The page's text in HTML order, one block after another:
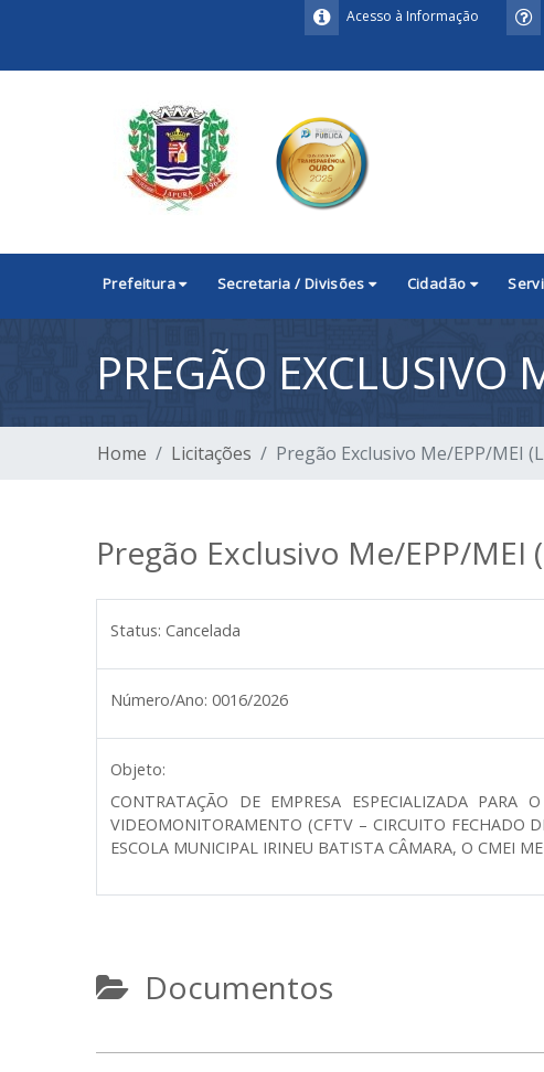
Acesso à Informação
Prefeitura Secretaria / Divisões Cidadão
PREGÃO
Home Licitações Pregão Exclusivo Me/EPP/MEI
Pregão Exclusivo Me/EPP/MEI
Status: Cancelada
Número/Ano: 0016/2026
Objeto:
CONTRATAÇÃO DE EMPRESA ESPECIALIZADA PARA
VIDEOMONITORAMENTO (CFTV – CIRCUITO FECHADO
ESCOLA MUNICIPAL IRINEU BATISTA CÂMARA, O CMEI
Documentos